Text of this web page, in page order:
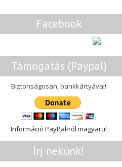
Facebook
Támogatás (Paypal)
Biztonságosan, bankkártyával!
Információ PayPal-ról magyarul
Írj nekünk!